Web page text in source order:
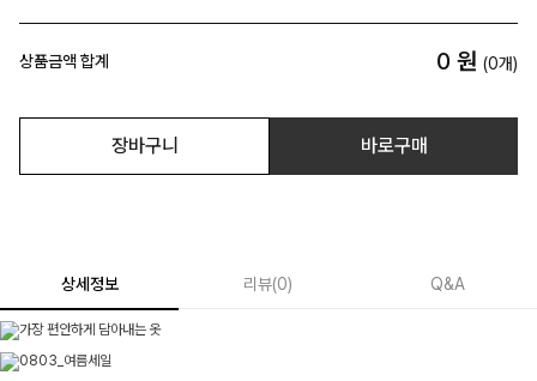
상품금액 합계 0 원 (0개)
장바구니 바로구매
상세정보 리뷰(0) Q&A